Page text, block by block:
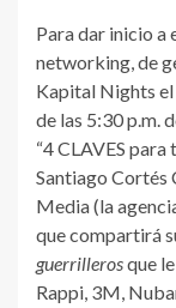
Para dar inicio a
networking, de
Kapital Nights
de las 5:30 p.m.
“4 CLAVES
Santiago Cortés
Media (la
que compartirá
guerrillerosque
Rappi, 3M,